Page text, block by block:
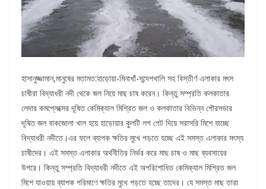
হাসানুজ্জামান,মানুষের মতামত:হাড়োয়া-মিনাখাঁ-সন্দেশখালি সহ বিস্তীর্ণ এলাকার মৎস
চাষীরা বিদ্যাধরী নদী থেকে জল নিয়ে মাছ চাষ করেন। কিন্তু সম্প্রতি কলকাতার
লেদার কমপ্লেক্সের দূষিত কেমিক্যাল মিশ্রিত জল ও কলকাতার বিভিন্ন পৌরসভার
দূষিত জল বাকজোলা খাল হয়ে হাড়োয়ার কুলটি লগ গেট দিয়ে সরাসরি মিশে যাচ্ছে
বিদ্যাধরী নদীতে।এর ফলে ব্যাপক ক্ষতির মুখে পড়তে হচ্ছে এই সমস্ত এলাকার মৎস্য
চাষীদের। এই সমস্ত এলাকার অর্থনীতির নির্ভর করে মাছ চাষ ও মাছ ব্যবসায়ের
উপরে। কিন্তু সম্প্রতি বিদ্যাধরী নদীতে এই অপরিশোধিত কেমিক্যাল মিশ্রিত জল
মিশে যাওয়ায় ব্যাপক পরিমাণে ক্ষতির মুখে পড়তে হচ্ছে তাদের। যে সমস্ত মাছ তারা